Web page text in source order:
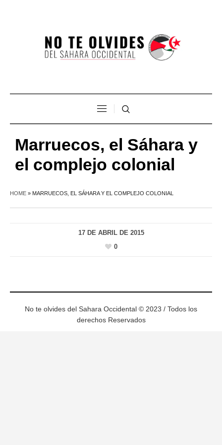
Marruecos, el Sáhara y
el complejo colonial
HOME » MARRUECOS, EL SÁHARA Y EL COMPLEJO COLONIAL
17 DE ABRIL DE 2015
0
No te olvides del Sahara Occidental © 2023 / Todos los
derechos Reservados